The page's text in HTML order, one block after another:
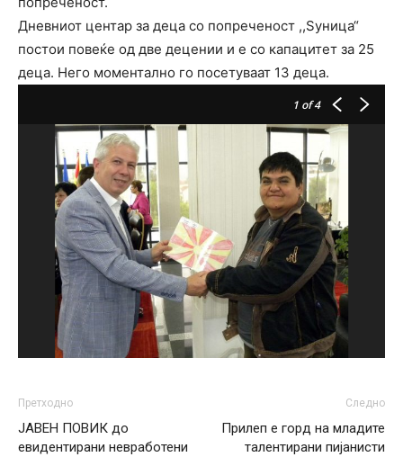
Дневниот центар за деца со попреченост ,,Ѕуница“
постои повеќе од две децении и е со капацитет за 25
деца. Него моментално го посетуваат 13 деца.
1 of 4
Претходно
ЈАВЕН ПОВИК до
евидентирани невработени
Следно
Прилеп е горд на младите
талентирани пијанисти